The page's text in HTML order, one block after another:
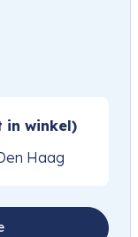
in winkel)
Haag